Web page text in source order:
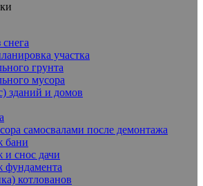
участка
грунта
мусора
зданий и домов
самосвалами после демонтажа
бани
и снос дачи
фундамента
котлованов